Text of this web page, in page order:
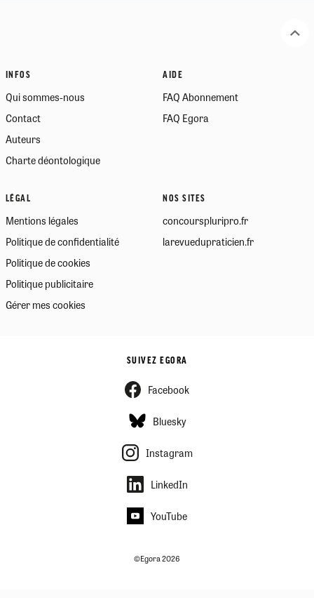
INFOS
Qui sommes-nous
Contact
Auteurs
Charte déontologique
AIDE
FAQ Abonnement
FAQ Egora
LÉGAL
Mentions légales
Politique de confidentialité
Politique de cookies
Politique publicitaire
Gérer mes cookies
NOS SITES
concourspluripro.fr
larevuedupraticien.fr
SUIVEZ EGORA
Facebook
Bluesky
Instagram
LinkedIn
YouTube
©Egora 2026